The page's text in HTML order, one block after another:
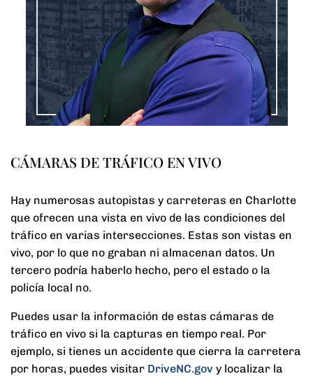
CÁMARAS DE TRÁFICO EN VIVO
Hay numerosas autopistas y carreteras en Charlotte
que ofrecen una vista en vivo de las condiciones del
tráfico en varias intersecciones. Estas son vistas en
vivo, por lo que no graban ni almacenan datos. Un
tercero podría haberlo hecho, pero el estado o la
policía local no.
Puedes usar la información de estas cámaras de
tráfico en vivo si la capturas en tiempo real. Por
ejemplo, si tienes un accidente que cierra la carretera
por horas, puedes visitar DriveNC.gov y localizar la